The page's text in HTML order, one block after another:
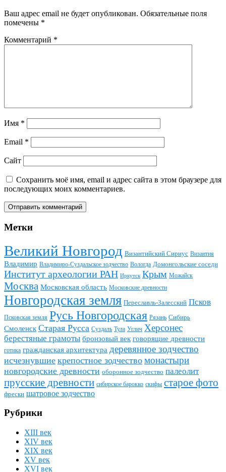
Ваш адрес email не будет опубликован. Обязательные поля
помечены *
Комментарий *
Имя *
Email *
Сайт
Сохранить моё имя, email и адрес сайта в этом браузере для
последующих моих комментариев.
Метки
Великий Новгород Византийский Сириус Византия
Владимир Владимиро-Суздальское зодчество Вологда Домонгольские соседи
Институт археологии РАН Иркутск Крым Можайск
Москва Московская область Московские древности
Новгородская земля Переславль-Залесский Псков
Псковская земля Русь Новгородская Рязань Сибирь
Смоленск Старая Русса Суздаль Тула Углич Херсонес
берестяные грамоты бронзовый век говорящие древности
готика гражданская архитектура деревянное зодчество
исчезнувшие крепостное зодчество монастыри
новгородские древности оборонное зодчество палеолит
прусские древности сибирское барокко скифы старое фото
фрески шатровое зодчество
Рубрики
XIII век
XIV век
XIX век
XV век
XVI век